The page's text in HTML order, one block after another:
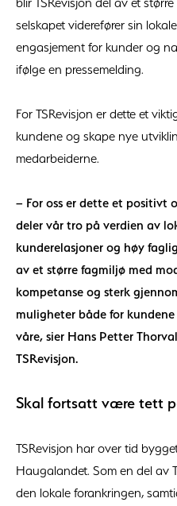
selskapet viderefører sin
engasjement for kunder og
ifølge en pressemelding.
For TSRevisjon er dette et
kundene og skape nye
medarbeiderne.
– For oss er dette et positivt
deler vår tro på verdien av
kunderelasjoner og høy
av et større fagmiljø med
kompetanse og sterk
muligheter både for
våre, sier Hans Petter
TSRevisjon.
Skal fortsatt være tett
TSRevisjon har over tid
Haugalandet. Som en del av
den lokale forankringen,